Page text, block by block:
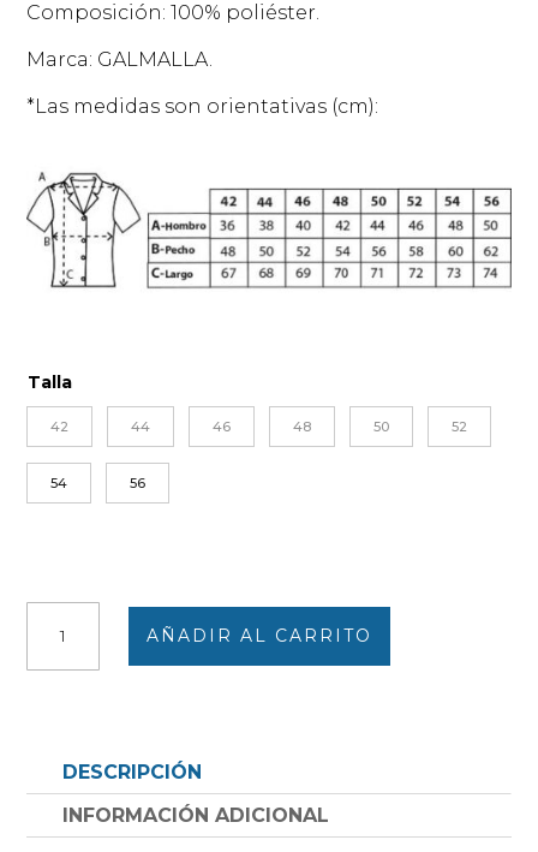
Composición: 100% poliéster.
Marca: GALMALLA.
*Las medidas son orientativas (cm):
Talla
42 44 46 48 50 52
54 56
mujer
manga
estampado
abstracto
azules
AÑADIR AL CARRITO
DESCRIPCIÓN
INFORMACIÓN ADICIONAL